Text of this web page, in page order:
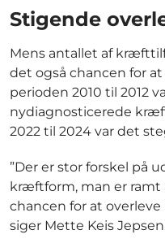
Stigende
Mens antallet af
det også chancen for
perioden 2010 til 2012
nydiagnosticerede
2022 til 2024 var det
”Der er stor forskel på
kræftform, man er ramt
chancen for at
siger Mette Keis